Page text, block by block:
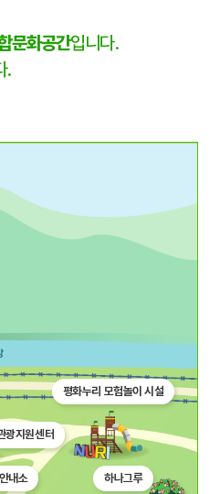
문화공간입니다.
.
광지원센터
내소
평화누리 모험놀이 시설
하나그루